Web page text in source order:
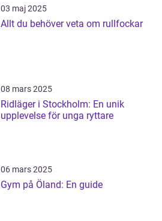
03 maj 2025
Allt du behöver veta om rullfockar
08 mars 2025
Ridläger i Stockholm: En unik
upplevelse för unga ryttare
06 mars 2025
Gym på Öland: En guide